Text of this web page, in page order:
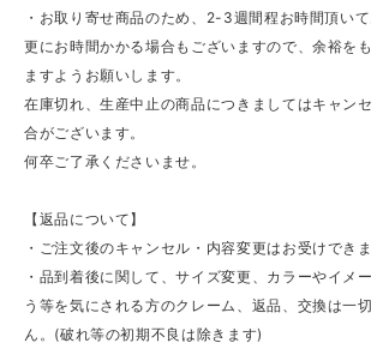
・お取り寄せ商品のため、2-3週間程お時間頂いて
更にお時間かかる場合もございますので、余裕を
ますようお願いします。
在庫切れ、生産中止の商品につきましてはキャン
合がございます。
何卒ご了承くださいませ。
【返品について】
・ご注文後のキャンセル・内容変更はお受けできま
・品到着後に関して、サイズ変更、カラーやイメ
う等を気にされる方のクレーム、返品、交換は一
ん。(破れ等の初期不良は除きます)